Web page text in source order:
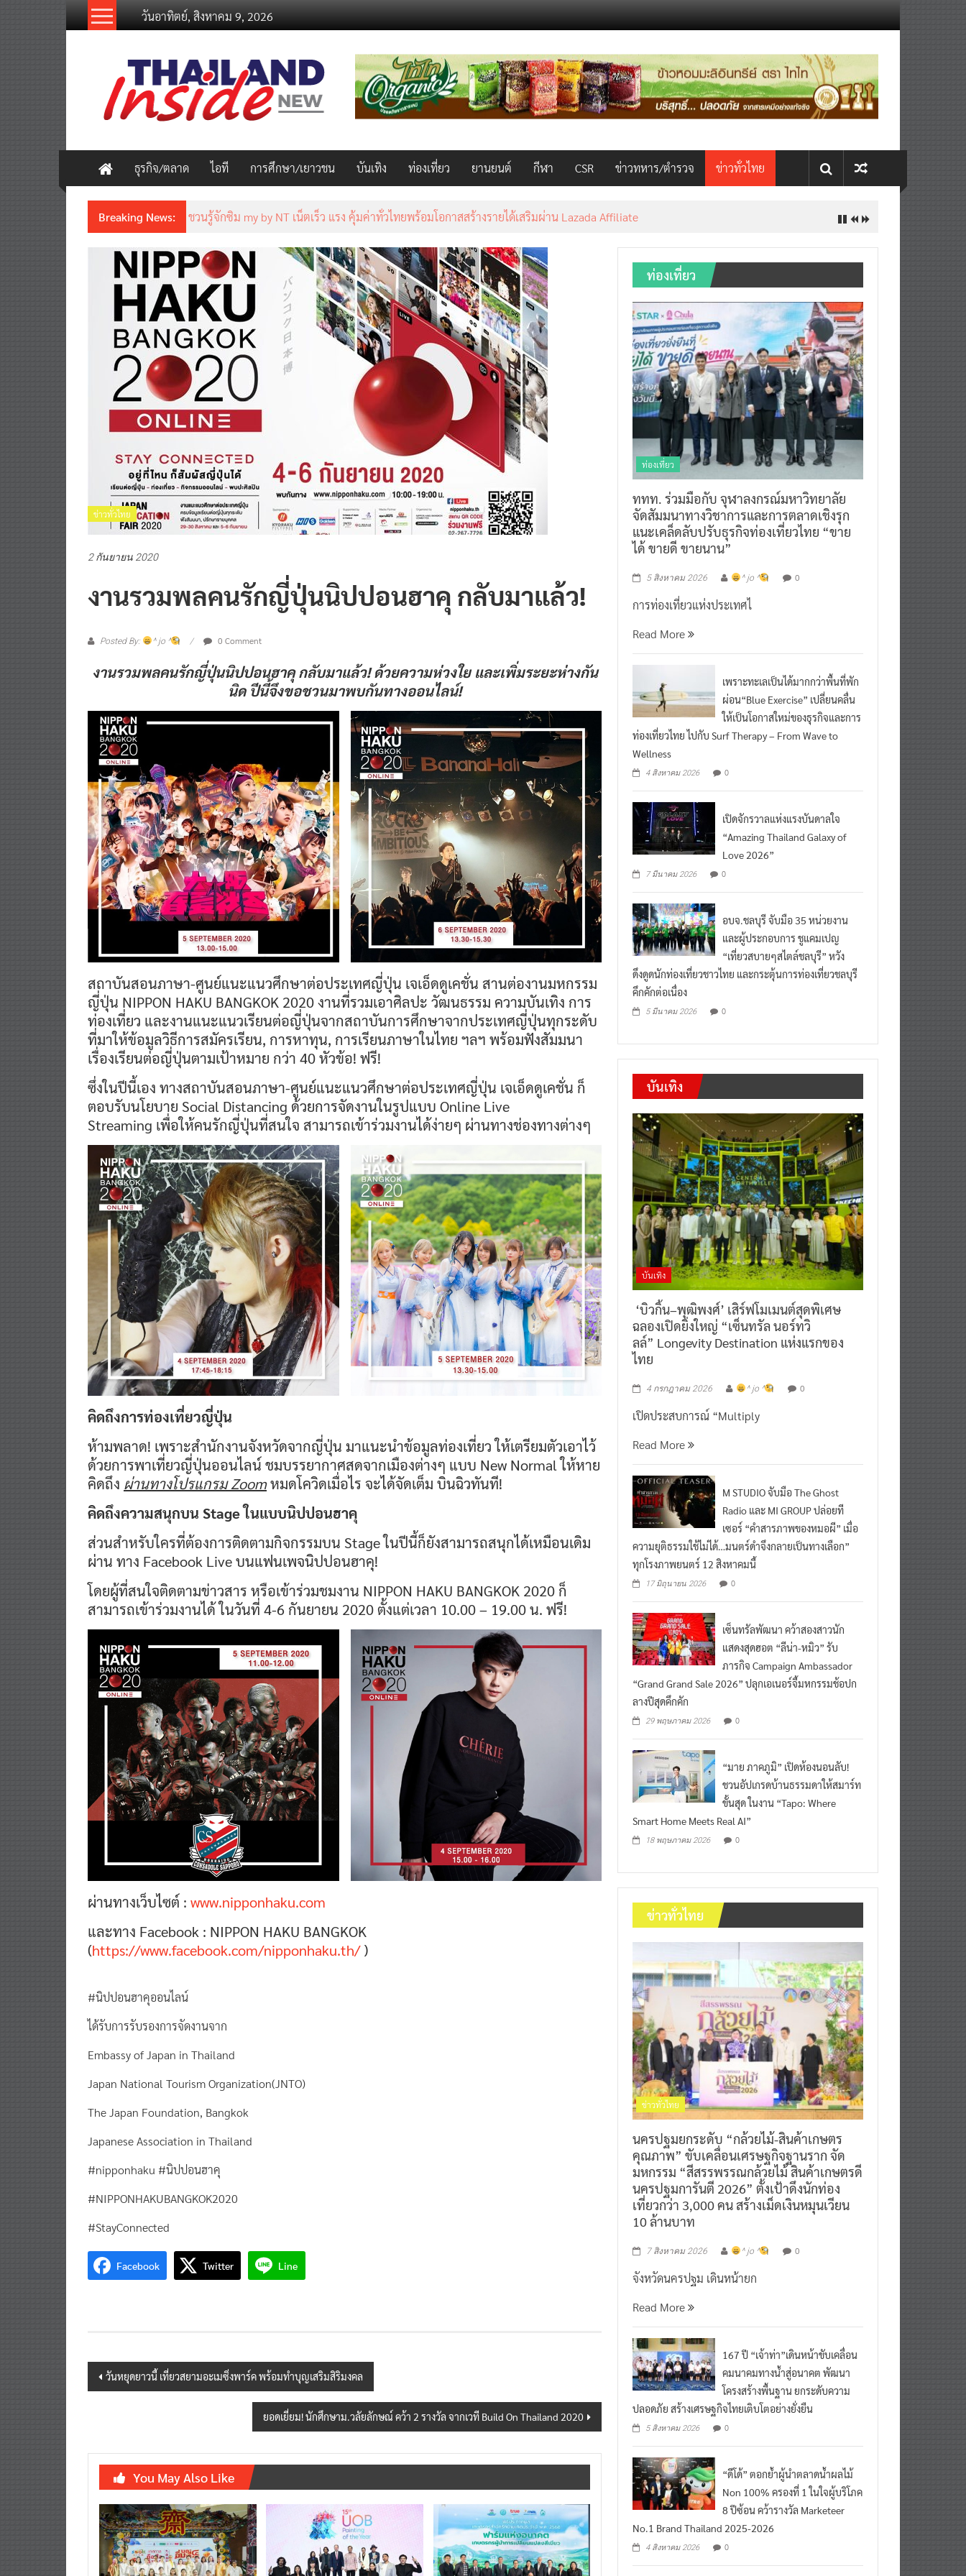
วันอาทิตย์, สิงหาคม 9, 2026
thailandinsidenew.com
Thailand
Inside
New
ธุรกิจ/ตลาด ไอที การศึกษา/เยาวชน บันเทิง ท่องเที่ยว ยานยนต์ กีฬา CSR ข่าวทหาร/ตำรวจ ข่าวทั่วไทย
Breaking News: ชวนรู้จักซิม my by NT เน็ตเร็ว แรง คุ้มค่าทั่วไทยพร้อมโอกาสสร้างรายได้เสริมผ่าน Lazada Affiliate
ข่าวทั่วไทย
2 กันยายน 2020
งานรวมพลคนรักญี่ปุ่นนิปปอนฮาคุ กลับมาแล้ว!
Posted By: ^ jo ^ 0 Comment
งานรวมพลคนรักญี่ปุ่นนิปปอนฮาคุ กลับมาแล้ว! ด้วยความห่วงใย และเพิ่มระยะห่างกัน
นิด ปีนี้จึงขอชวนมาพบกันทางออนไลน์!
สถาบันสอนภาษา-ศูนย์แนะแนวศึกษาต่อประเทศญี่ปุ่น เจเอ็ดดูเคชั่น สานต่องานมหกรรม
ญี่ปุ่น NIPPON HAKU BANGKOK 2020 งานที่รวมเอาศิลปะ วัฒนธรรม ความบันเทิง การ
ท่องเที่ยว และงานแนะแนวเรียนต่อญี่ปุ่นจากสถาบันการศึกษาจากประเทศญี่ปุ่นทุกระดับ
ที่มาให้ข้อมูลวิธีการสมัครเรียน, การหาทุน, การเรียนภาษาในไทย ฯลฯ พร้อมฟังสัมมนา
เรื่องเรียนต่อญี่ปุ่นตามเป้าหมาย กว่า 40 หัวข้อ! ฟรี!
ซึ่งในปีนี้เอง ทางสถาบันสอนภาษา-ศูนย์แนะแนวศึกษาต่อประเทศญี่ปุ่น เจเอ็ดดูเคชั่น ก็
ตอบรับนโยบาย Social Distancing ด้วยการจัดงานในรูปแบบ Online Live
Streaming เพื่อให้คนรักญี่ปุ่นที่สนใจ สามารถเข้าร่วมงานได้ง่ายๆ ผ่านทางช่องทางต่างๆ
คิดถึงการท่องเที่ยวญี่ปุ่น
ห้ามพลาด! เพราะสำนักงานจังหวัดจากญี่ปุ่น มาแนะนำข้อมูลท่องเที่ยว ให้เตรียมตัวเอาไว้
ด้วยการพาเที่ยวญี่ปุ่นออนไลน์ ชมบรรยากาศสดจากเมืองต่างๆ แบบ New Normal ให้หาย
คิดถึง ผ่านทางโปรแกรมZoomหมดโควิดเมื่อไร จะได้จัดเต็ม บินฉิวทันที!
คิดถึงความสนุกบน Stageในแบบนิปปอนฮาคุ
ส่วนสำหรับใครที่ต้องการติดตามกิจกรรมบน Stage ในปีนี้ก็ยังสามารถสนุกได้เหมือนเดิม
ผ่าน ทาง Facebook Live บนแฟนเพจนิปปอนฮาคุ!
โดยผู้ที่สนใจติดตามข่าวสาร หรือเข้าร่วมชมงาน NIPPON HAKU BANGKOK 2020 ก็
สามารถเข้าร่วมงานได้ ในวันที่ 4-6 กันยายน 2020 ตั้งแต่เวลา 10.00 – 19.00 น. ฟรี!
ผ่านทางเว็บไซต์ : www.nipponhaku.com
และทาง Facebook : NIPPON HAKU BANGKOK
(https://www.facebook.com/nipponhaku.th/)
#นิปปอนฮาคุออนไลน์
ได้รับการรับรองการจัดงานจาก
Embassy of Japan in Thailand
Japan National Tourism Organization(JNTO)
The Japan Foundation, Bangkok
Japanese Association in Thailand
#nipponhaku #นิปปอนฮาคุ
#NIPPONHAKUBANGKOK2020
#StayConnected
Facebook Twitter Line
Post
navigation
วันหยุดยาวนี้ เที่ยวสยามอะเมซิ่งพาร์ค พร้อมทำบุญเสริมสิริมงคล
ยอดเยี่ยม! นักศึกษาม.วลัยลักษณ์ คว้า 2 รางวัล จากเวที Build On Thailand 2020
You May Also Like
ท่องเที่ยว
ท่องเที่ยว
ททท. ร่วมมือกับ จุฬาลงกรณ์มหาวิทยาลัย
จัดสัมมนาทางวิชาการและการตลาดเชิงรุก
แนะเคล็ดลับปรับธุรกิจท่องเที่ยวไทย “ขาย
ได้ ขายดี ขายนาน”
5 สิงหาคม 2026 ^ jo ^ 0
การท่องเที่ยวแห่งประเทศไ
Read More
เพราะทะเลเป็นได้มากกว่าพื้นที่พัก
ผ่อน“Blue Exercise” เปลี่ยนคลื่น
ให้เป็นโอกาสใหม่ของธุรกิจและการ
ท่องเที่ยวไทย ไปกับ Surf Therapy – From Wave to
Wellness
4 สิงหาคม 2026 0
เปิดจักรวาลแห่งแรงบันดาลใจ
“Amazing Thailand Galaxy of
Love 2026”
7 มีนาคม 2026 0
อบจ.ชลบุรี จับมือ 35 หน่วยงาน
และผู้ประกอบการ ชูแคมเปญ
“เที่ยวสบายๆสไตล์ชลบุรี” หวัง
ดึงดูดนักท่องเที่ยวชาวไทย และกระตุ้นการท่องเที่ยวชลบุรี
คึกคักต่อเนื่อง
5 มีนาคม 2026 0
บันเทิง
บันเทิง
‘บิวกิ้น–พุฒิพงศ์’ เสิร์ฟโมเมนต์สุดพิเศษ
ฉลองเปิดยิ่งใหญ่ “เซ็นทรัล นอร์ทวิ
ลล์” Longevity Destination แห่งแรกของ
ไทย
4 กรกฎาคม 2026 ^ jo ^ 0
เปิดประสบการณ์ “Multiply
Read More
M STUDIO จับมือ The Ghost
Radio และ MI GROUP ปล่อยที
เซอร์ “คำสารภาพของหมอผี” เมื่อ
ความยุติธรรมใช้ไม่ได้…มนตร์ดำจึงกลายเป็นทางเลือก”
ทุกโรงภาพยนตร์ 12 สิงหาคมนี้
17 มิถุนายน 2026 0
เซ็นทรัลพัฒนา คว้าสองสาวนัก
แสดงสุดฮอต “ลีน่า-หมิว” รับ
ภารกิจ Campaign Ambassador
“Grand Grand Sale 2026” ปลุกเอเนอร์จี้มหกรรมช้อปก
ลางปีสุดคึกคัก
29 พฤษภาคม 2026 0
“มาย ภาคภูมิ” เปิดห้องนอนลับ!
ชวนอัปเกรดบ้านธรรมดาให้สมาร์ท
ขั้นสุด ในงาน “Tapo: Where
Smart Home Meets Real AI”
18 พฤษภาคม 2026 0
ข่าวทั่วไทย
ข่าวทั่วไทย
นครปฐมยกระดับ “กล้วยไม้-สินค้าเกษตร
คุณภาพ” ขับเคลื่อนเศรษฐกิจฐานราก จัด
มหกรรม “สีสรรพรรณกล้วยไม้ สินค้าเกษตรดี
นครปฐมการันตี 2026” ตั้งเป้าดึงนักท่อง
เที่ยวกว่า 3,000 คน สร้างเม็ดเงินหมุนเวียน
10 ล้านบาท
7 สิงหาคม 2026 ^ jo ^ 0
จังหวัดนครปฐม เดินหน้ายก
Read More
167 ปี “เจ้าท่า”เดินหน้าขับเคลื่อน
คมนาคมทางน้ำสู่อนาคต พัฒนา
โครงสร้างพื้นฐาน ยกระดับความ
ปลอดภัย สร้างเศรษฐกิจไทยเติบโตอย่างยั่งยืน
5 สิงหาคม 2026 0
“ดีโด้” ตอกย้ำผู้นำตลาดน้ำผลไม้
Non 100% ครองที่ 1 ในใจผู้บริโภค
8 ปีซ้อน คว้ารางวัล Marketeer
No.1 Brand Thailand 2025-2026
4 สิงหาคม 2026 0